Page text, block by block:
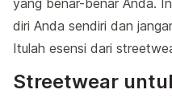
yang benar-benar Anda.
diri Anda sendiri dan
Itulah esensi dari
Streetwear